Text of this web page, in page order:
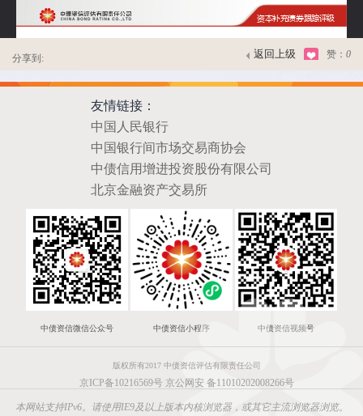
分享到: 返回上级 赞： 0
友情链接：
中国人民银行
中国银行间市场交易商协会
中债信用增进投资股份有限公司
北京金融资产交易所
中债资信微信公众号 中债资信小程序 中债资信视频号
版权所有2017 中债资信评估有限责任公司
京ICP备10216569号 京公网安 备11010202008266号
本网站支持IPv6。请使用IE9及以上版本内核浏览器，或其它主流浏览器浏览。